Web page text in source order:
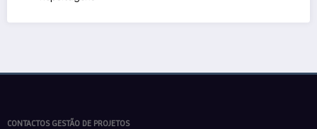
CONTACTOS GESTÃO DE PROJETOS